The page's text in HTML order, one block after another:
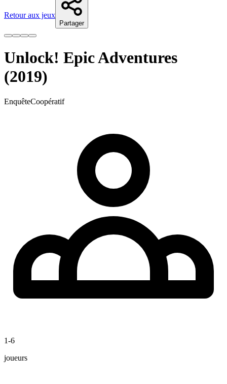
Retour aux jeux
Partager
Unlock! Epic Adventures
(2019)
EnquêteCoopératif
1-6
joueurs